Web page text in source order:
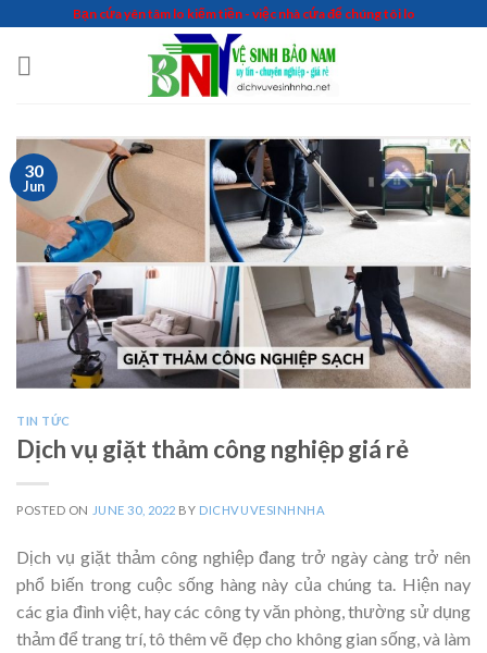
Bạn cứa yên tâm lo kiếm tiền - việc nhà cứa để chúng tôi lo
30
Jun
TIN TỨC
Dịch vụ giặt thảm công nghiệp giá rẻ
POSTED ON JUNE 30, 2022 BY DICHVUVESINHNHA
Dịch vụ giặt thảm công nghiệp đang trở ngày càng trở nên
phổ biến trong cuộc sống hàng này của chúng ta. Hiện nay
các gia đình việt, hay các công ty văn phòng, thường sử dụng
thảm để trang trí, tô thêm vẽ đẹp cho không gian sống, và làm